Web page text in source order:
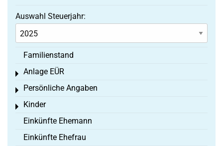
Auswahl Steuerjahr:
Familienstand
Anlage EÜR
Toggle menu
Persönliche Angaben
Toggle menu
Kinder
Toggle menu
Einkünfte Ehemann
Einkünfte Ehefrau